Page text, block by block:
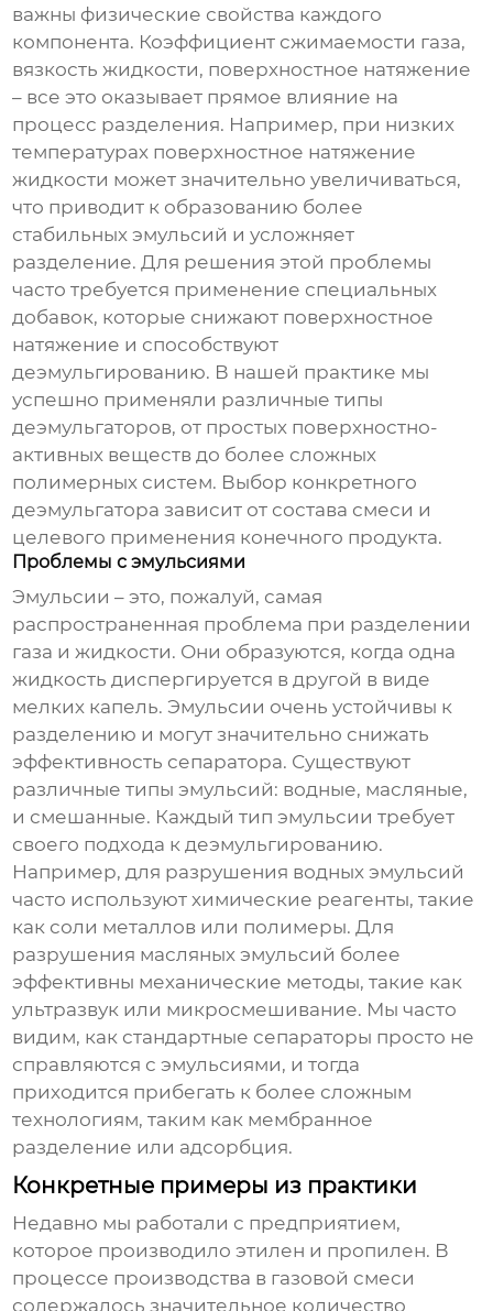
важны физические свойства каждого
компонента. Коэффициент сжимаемости газа,
вязкость жидкости, поверхностное натяжение
– все это оказывает прямое влияние на
процесс разделения. Например, при низких
температурах поверхностное натяжение
жидкости может значительно увеличиваться,
что приводит к образованию более
стабильных эмульсий и усложняет
разделение. Для решения этой проблемы
часто требуется применение специальных
добавок, которые снижают поверхностное
натяжение и способствуют
деэмульгированию. В нашей практике мы
успешно применяли различные типы
деэмульгаторов, от простых поверхностно-
активных веществ до более сложных
полимерных систем. Выбор конкретного
деэмульгатора зависит от состава смеси и
целевого применения конечного продукта.
Проблемы с эмульсиями
Эмульсии – это, пожалуй, самая
распространенная проблема при разделении
газа и жидкости. Они образуются, когда одна
жидкость диспергируется в другой в виде
мелких капель. Эмульсии очень устойчивы к
разделению и могут значительно снижать
эффективность сепаратора. Существуют
различные типы эмульсий: водные, масляные,
и смешанные. Каждый тип эмульсии требует
своего подхода к деэмульгированию.
Например, для разрушения водных эмульсий
часто используют химические реагенты, такие
как соли металлов или полимеры. Для
разрушения масляных эмульсий более
эффективны механические методы, такие как
ультразвук или микросмешивание. Мы часто
видим, как стандартные сепараторы просто не
справляются с эмульсиями, и тогда
приходится прибегать к более сложным
технологиям, таким как мембранное
разделение или адсорбция.
Конкретные примеры из практики
Недавно мы работали с предприятием,
которое производило этилен и пропилен. В
процессе производства в газовой смеси
содержалось значительное количество